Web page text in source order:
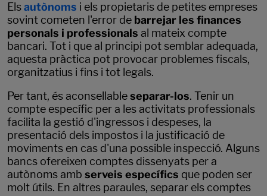
Elsautònoms i els propietaris de petites empreses
sovint cometen l'error de barrejar les finances
personals i professionals al mateix compte
bancari. Tot i que al principi pot semblar adequada,
aquesta pràctica pot provocar problemes fiscals,
organitzatius i fins i tot legals.
Per tant, és aconsellableseparar-los. Tenir un
compte específic per a les activitats professionals
facilita la gestió d'ingressos i despeses, la
presentació dels impostos i la justificació de
moviments en cas d'una possible inspecció. Alguns
bancs ofereixen comptes dissenyats per a
autònoms amb serveis específics que poden ser
molt útils. En altres paraules, separar els comptes